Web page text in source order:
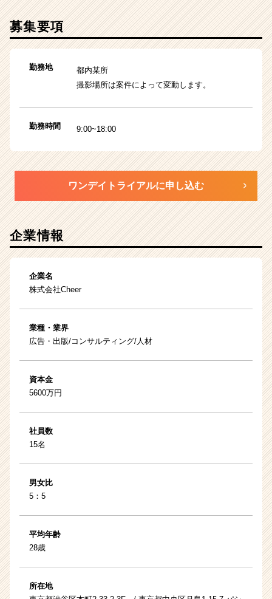
募集要項
勤務地
都内某所
撮影場所は案件によって変動します。
勤務時間 9:00~18:00
ワンデイトライアルに申し込む
企業情報
企業名
株式会社Cheer
業種・業界
広告・出版/コンサルティング/人材
資本金
5600万円
社員数
15名
男女比
5：5
平均年齢
28歳
所在地